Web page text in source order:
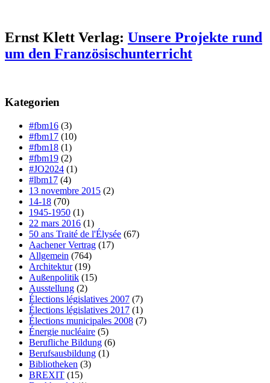
Ernst Klett Verlag: Unsere Projekte rund
um den Französischunterricht
Kategorien
#fbm16 (3)
#fbm17 (10)
#fbm18 (1)
#fbm19 (2)
#JO2024 (1)
#lbm17 (4)
13 novembre 2015 (2)
14-18 (70)
1945-1950 (1)
22 mars 2016 (1)
50 ans Traité de l'Élysée (67)
Aachener Vertrag (17)
Allgemein (764)
Architektur(19)
Außenpolitik (15)
Ausstellung (2)
Élections législatives 2007 (7)
Élections législatives 2017 (1)
Élections municipales 2008 (7)
Énergie nucléaire (5)
Berufliche Bildung (6)
Berufsausbildung (1)
Bibliotheken (3)
BREXIT (15)